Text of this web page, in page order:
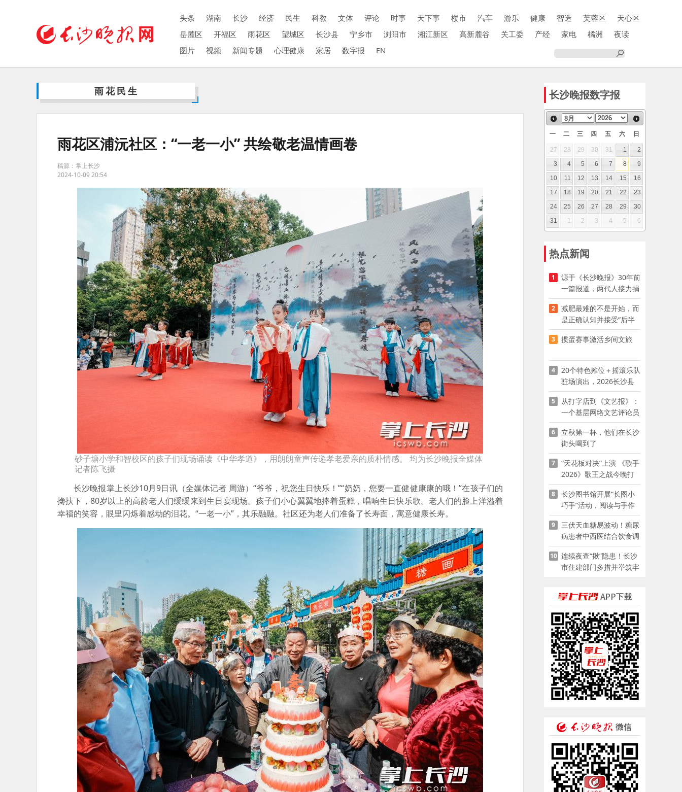
头条 湖南 长沙 经济 民生 科教 文体 评论 时事 天下事 楼市 汽车 游乐 健康 智造 芙蓉区
天心区
岳麓区
开福区 雨花区 望城区 长沙县 宁乡市 浏阳市 湘江新区 高新麓谷 关工委 产经 家电 橘洲
夜读
图片
视频 新闻专题 心理健康 家居 数字报 EN
雨花民生
雨花区浦沅社区：“一老一小” 共绘敬老温情画卷
稿源：掌上长沙
2024-10-09 20:54
砂子塘小学和智校区的孩子们现场诵读《中华孝道》，用朗朗童声传递孝老爱亲的质朴情感。 均为长沙晚报全媒体
记者陈飞摄
长沙晚报掌上长沙10月9日讯（全媒体记者 周游）“爷爷，祝您生日快乐！”“奶奶，您要一直健健康康的哦！”在孩子们的
搀扶下，80岁以上的高龄老人们缓缓来到生日宴现场。孩子们小心翼翼地捧着蛋糕，唱响生日快乐歌。老人们的脸上洋溢着
幸福的笑容，眼里闪烁着感动的泪花。“一老一小”，其乐融融。社区还为老人们准备了长寿面，寓意健康长寿。
长沙晚报数字报
一 二 三 四 五 六 日
27 28 29 30 31 1
2
3
4 5 6 7 8
9
10
11 12 13 14 15
16
17
18 19 20 21 22
23
24
25 26 27 28 29
30
31
1 2 3 4 5 6
热点新闻
1
源于《长沙晚报》30年前
一篇报道，两代人接力捐
资助学
2
减肥最难的不是开始，而
是正确认知并接受“后半
程”
3 掼蛋赛事激活乡间文旅
4
20个特色摊位＋摇滚乐队
驻场演出，2026长沙县
夜市嘉年华启幕
5
从打字店到《文艺报》：
一个基层网络文艺评论员
的突围
6
立秋第一杯，他们在长沙
街头喝到了
7
“天花板对决”上演 《歌手
2026》歌王之战今晚打
响
8
长沙图书馆开展“长图小
巧手”活动，阅读与手作
赋能少儿暑期成长
9
三伏天血糖易波动！糖尿
病患者中西医结合饮食调
养指南
10 连续夜查“揪”隐患！长沙
市住建部门多措并举筑牢